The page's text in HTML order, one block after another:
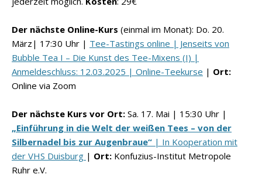
Der nächste Online-Kurs (einmal im Monat): Do. 20.
März| 17:30 Uhr | Tee-Tastings online | Jenseits von
Bubble Tea I – Die Kunst des Tee-Mixens (I) |
Anmeldeschluss: 12.03.2025 | Online-Teekurse | Ort:
Online via Zoom
Der nächste Kurs vor Ort: Sa. 17. Mai | 15:30 Uhr |
„Einführung in die Welt der weißen Tees – von der
Silbernadel bis zur Augenbraue“ | In Kooperation mit
der VHS Duisburg | Ort: Konfuzius-Institut Metropole
Ruhr e.V.